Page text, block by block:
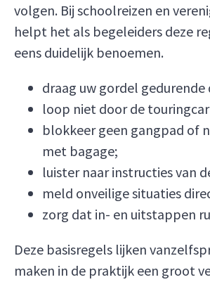
volgen. Bij schoolreizen en
helpt het als begeleiders deze
eens duidelijk benoemen.
draag uw gordel gedurende
loop niet door de
blokkeer geen gangpad of
met bagage;
luister naar instructies van
meld onveilige situaties
zorg dat in- en uitstappen
Deze basisregels lijken
maken in de praktijk een groot